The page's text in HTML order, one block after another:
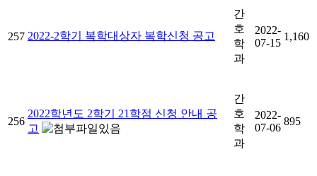
257 2022-2학기 복학대상자 복학신청 공고
간
호
학
과
2022-
07-15
1,160
256
2022학년도 2학기 21학점 신청 안내 공
고
간
호
학
과
2022-
07-06
895